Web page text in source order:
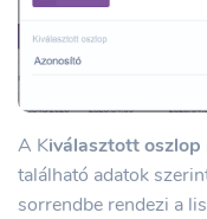
A Kiválasztott oszlop
található adatok
sorrendbe rendezi a